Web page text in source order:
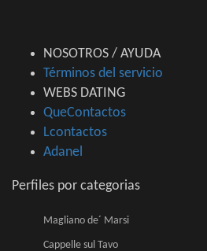
NOSOTROS / AYUDA
Términos del servicio
WEBS DATING
QueContactos
Lcontactos
Adanel
Perfiles por categorias
Magliano de´ Marsi
Cappelle sul Tavo